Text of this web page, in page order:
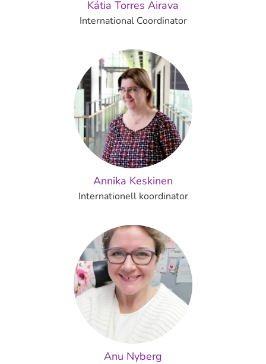
Kátia Torres Airava
International Coordinator
Annika Keskinen
Internationell koordinator
Anu Nyberg